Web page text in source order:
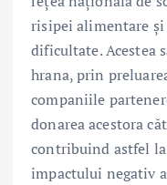
risipei alimentare
dificultate. Acestea
hrana, prin
companiile
donarea acestora
contribuind astfel la
impactului negativ